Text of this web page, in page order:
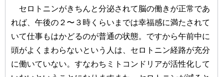
セロトニンがきちんと分泌されて脳の働きが正常であ
れば、午後の２〜３時くらいまでは幸福感に満たされて
いて仕事もはかどるのが普通の状態。ですから午前中に
頭がよくまわらないという人は、セロトニン経路が充分
に働いていない。すなわちミトコンドリアが活性化して